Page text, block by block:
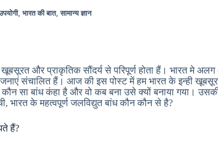
, भारत की बात, सामान्य ज्ञान
और प्राकृतिक सौंदर्य से परिपूर्ण होता हैं। भारत मे अलग
संचालित हैं। आज की इस पोस्ट में हम भारत के इन्ही
सा बांध कंहा है और वो कब बना उसे क्यों बनाया गया।
भारत के महत्वपूर्ण जलविद्युत बांध कौन कौन से है?
हैं?